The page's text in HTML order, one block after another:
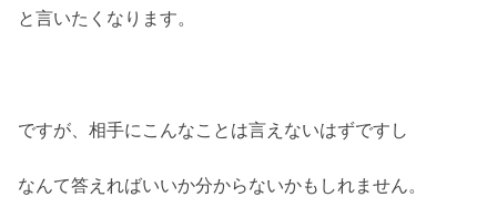
と言いたくなります。
ですが、相手にこんなことは言えないはずですし
なんて答えればいいか分からないかもしれません。